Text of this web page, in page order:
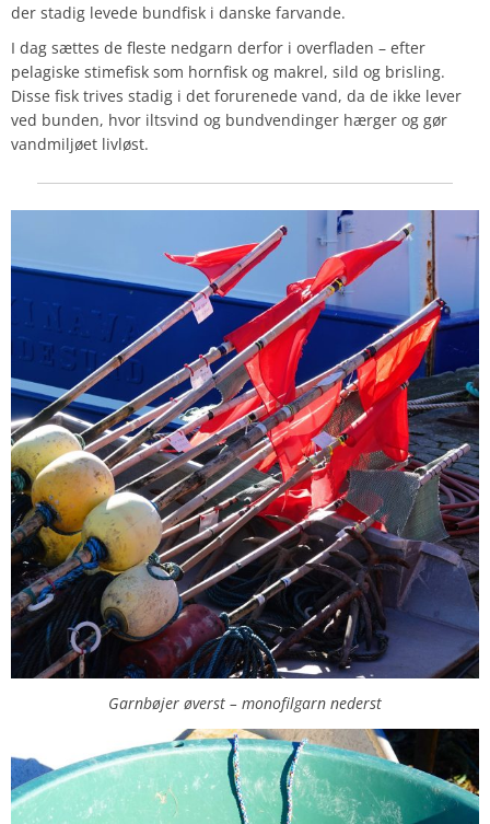
der stadig levede bundfisk i danske farvande.
I dag sættes de fleste nedgarn derfor i overfladen – efter
pelagiske stimefisk som hornfisk og makrel, sild og brisling.
Disse fisk trives stadig i det forurenede vand, da de ikke lever
ved bunden, hvor iltsvind og bundvendinger hærger og gør
vandmiljøet livløst.
Garnbøjer øverst – monofilgarn nederst